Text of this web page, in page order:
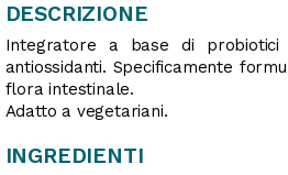
DESCRIZIONE
Integratore a base di probiotici
antiossidanti. Specificamente
flora intestinale.
Adatto a vegetariani.
INGREDIENTI